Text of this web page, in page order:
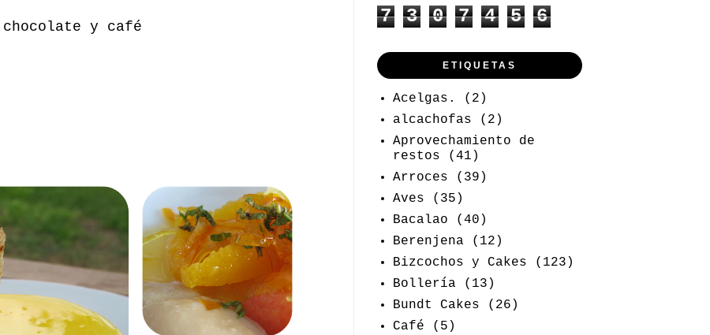
chocolate y café 7 3 0 7 4 5 6
ETIQUETAS
Acelgas.
(2)
alcachofas
(2)
Aprovechamiento de
restos
(41)
Arroces
(39)
Aves
(35)
Bacalao
(40)
Berenjena
(12)
Bizcochos y Cakes
(123)
Bollería
(13)
Bundt Cakes
(26)
Café
(5)